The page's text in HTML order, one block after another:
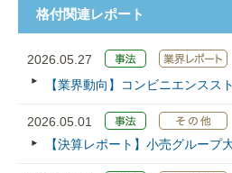
格付関連レポート
2026.05.27
【業界動向】コンビニエンス
2026.05.01
【決算レポート】小売グループ